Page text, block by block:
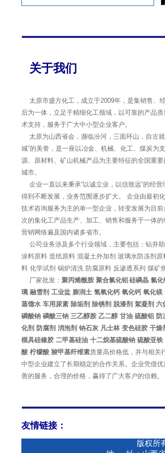
关于我们
太原市盛方化工，成立于2009年，是集销售、
后为一体，立足于精细化工领域，以可靠的产品
术支持，服务于广大中小型企业客户。
太原为山西省会，濒临汾河，三面环山，自古就
城”的美誉，是一座以冶金、机械、化工、煤炭为
源、原材料、矿山机械产品为主要特征的全国重
城市。
企业一直以来秉承“以诚立业，以信致远”的经营
得到不断发展，业务范围逐步扩大。 企业由最初
技术咨询服务为主的单一型企业，转变发展为目
次的集化工产品生产、加工、销售和服务于一体的
营销网络遍及国内诸多省市。
公司业务涉及多个行业领域，主要包括：钻井
涂料原料 造纸原料 混凝土外加剂 玻璃水防冻剂
料 化学试剂 锅炉清洗 防腐原料 反渗透系列 煤矿
厂家批发： 聚丙烯酰胺 聚合氯化铝硅磷晶 氯
璃 融雪剂 工业盐 膨润土 氢氧化钙 氧化钙 氧化镁
蒸馏水 车用尿素 除垢剂 除锈剂 脱漆剂 絮凝剂 六
磷酸钠 磷酸三钠 三乙醇胺 乙二醇 甘油 硫酸铝 防
化剂 防腐剂 消泡剂 钠石灰 凡士林 变色硅胶 干燥
模具硅橡胶 二甲基硅油 十二烷基硫酸钠 硫酸亚
酸 柠檬酸 羧甲基纤维素质量高价格低，并与相关
中型企业建立了长期稳定的合作关系。企业凭借
善的服务，合理的价格，赢得了广大客户的信赖。
友情链接：
版权